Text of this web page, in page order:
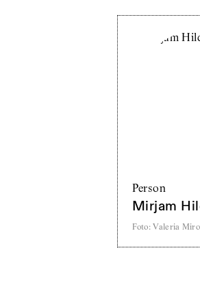
Person
Mirjam
Foto: Valeria